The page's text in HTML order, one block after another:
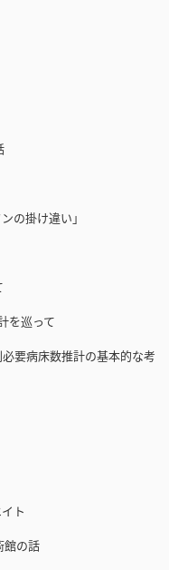
の掛け違い」
を巡って
要病床数推計の基本的な考
ト
の話